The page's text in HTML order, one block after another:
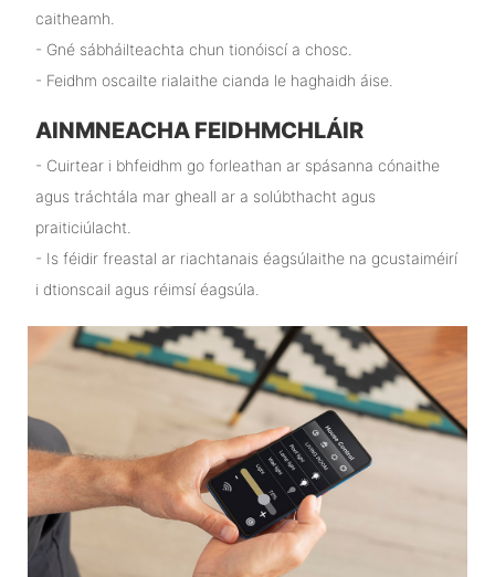
caitheamh.
- Gné sábháilteachta chun tionóiscí a chosc.
- Feidhm oscailte rialaithe cianda le haghaidh áise.
AINMNEACHA FEIDHMCHLÁIR
- Cuirtear i bhfeidhm go forleathan ar spásanna cónaithe
agus tráchtála mar gheall ar a solúbthacht agus
praiticiúlacht.
- Is féidir freastal ar riachtanais éagsúlaithe na gcustaiméirí
i dtionscail agus réimsí éagsúla.